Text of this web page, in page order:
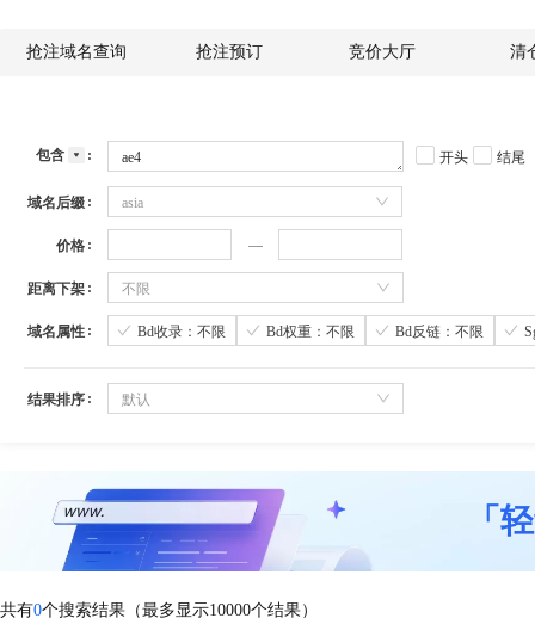
抢注域名查询 抢注预订 竞价大厅 清
包含 开头 结尾
域名后缀 asia
价格
距离下架 不限
域名属性 Bd收录：不限 Bd权重：不限 Bd反链：不限
结果排序 默认
「
共有0个搜索结果（最多显示10000个结果）